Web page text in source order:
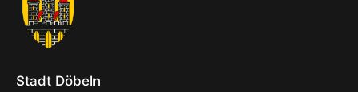
Stadt Döbeln